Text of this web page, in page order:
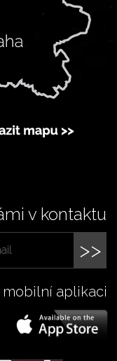
v kontaktu
>>
mobilní aplikaci